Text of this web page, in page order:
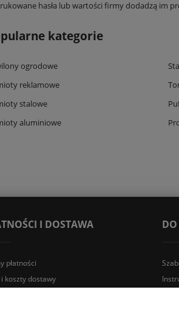
hasła lub wartości firmy dodadzą im
kategorie
ogrodowe
reklamowe
stalowe
aluminiowe
I DOSTAWA
płatności
i koszty dostawy